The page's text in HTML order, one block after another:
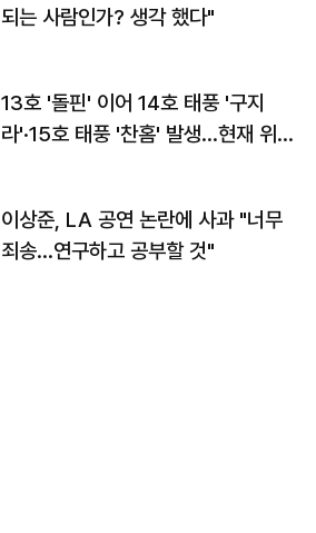
되는 사람인가? 생각 했다"
13호 '돌핀' 이어 14호 태풍 '구지
라'·15호 태풍 '찬홈' 발생…현재 위
이상준, LA 공연 논란에 사과 "너무
죄송…연구하고 공부할 것"